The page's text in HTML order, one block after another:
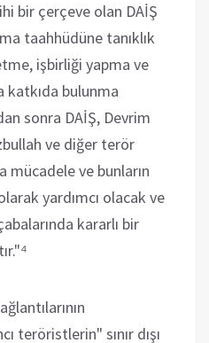
bir çerçeve olan DAİŞ
taahhüdüne tanıklık
işbirliği yapma ve
katkıda bulunma
sonra DAİŞ, Devrim
ve diğer terör
mücadele ve bunların
yardımcı olacak ve
kararlı bir
teröristlerin" sınır dışı